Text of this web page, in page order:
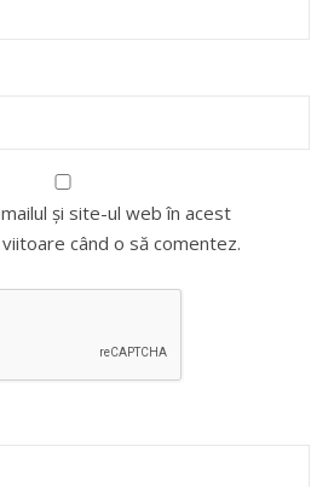
și site-ul web în acest
când o să comentez.